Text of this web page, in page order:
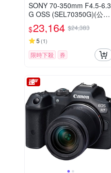
SONY 70-350mm F4.5-6.3
G OSS (SEL70350G)(公司
貨)
$23,164 $24,383
5 (1)
限時下殺 券